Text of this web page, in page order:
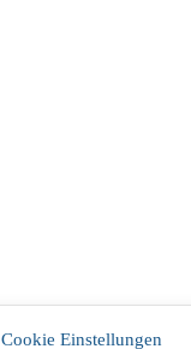
Cookie Einstellungen